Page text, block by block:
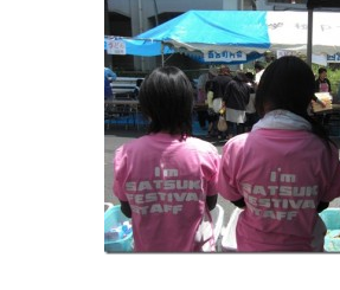
新
日
時